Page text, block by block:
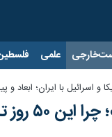
علمی
با ایران؛ ابعاد و
شد؟